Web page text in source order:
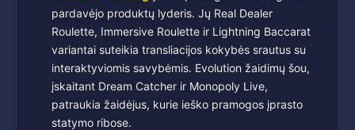
pardavėjo produktų lyderis. Jų Real Dealer
Roulette, Immersive Roulette ir Lightning Baccarat
variantai suteikia transliacijos kokybės srautus su
interaktyviomis savybėmis. Evolution žaidimų šou,
įskaitant Dream Catcher ir Monopoly Live,
patraukia žaidėjus, kurie ieško pramogos įprasto
statymo ribose.